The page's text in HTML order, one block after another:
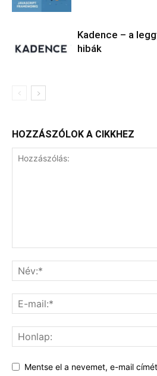
Kadence – a
hibák
HOZZÁSZÓLOK A CIKKHEZ
Mentse el a nevemet, e-mail